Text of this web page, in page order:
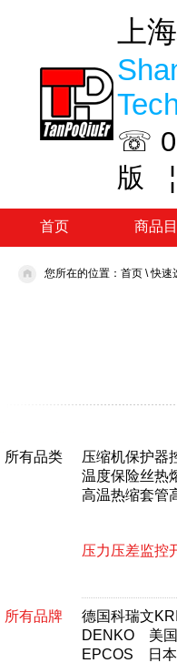
上
☏
版
¦
首页 商品
您所在的位置： 首页 \快速
所有品类 压缩机保护器
温度保险丝热
高温热缩套管
压力压差监控
所有品牌 德国科瑞文
DENKO
美
EPCOS
日